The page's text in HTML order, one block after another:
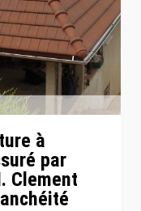
à
par
Clement